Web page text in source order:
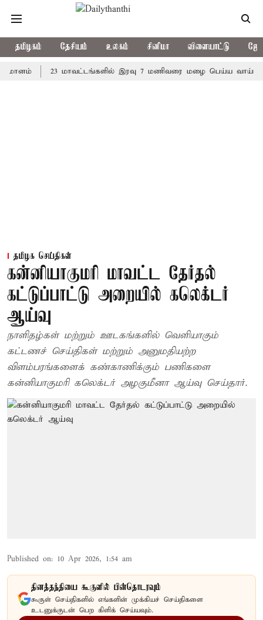
தமிழகம் தேசியம் உலகம் சினிமா விளையாட்டு
23 மாவட்டங்களில் இரவு 7 மணிவரை மழை பெய்ய வாய்ப்பு
தமிழக செய்திகள்
கன்னியாகுமரி மாவட்ட தேர்தல்
கட்டுப்பாட்டு அறையில் கலெக்டர்
ஆய்வு
நாளிதழ்கள் மற்றும் ஊடகங்களில் வெளியாகும்
கட்டணச் செய்திகள் மற்றும் அனுமதியற்ற
விளம்பரங்களைக் கண்காணிக்கும் பணிகளை
கன்னியாகுமரி கலெக்டர் அழகுமீனா ஆய்வு செய்தார்.
Published on: 10 Apr 2026, 1:54 am
தினத்தந்தியை கூகுளில் பின்தொடரவும்
கூகுள் செய்திகளில் எங்களின் முக்கியச் செய்திகளை
உடனுக்குடன் பெற கிளிக் செய்யவும்.